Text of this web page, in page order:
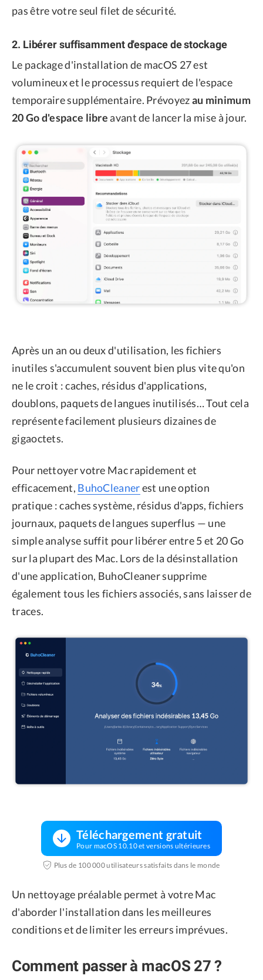
pas être votre seul filet de sécurité.
2. Libérer suffisamment d'espace de stockage
Le package d'installation de macOS 27 est
volumineux et le processus requiert de l'espace
temporaire supplémentaire. Prévoyezau minimum
20 Go d'espace libreavant de lancer la mise à jour.
Après un an ou deux d'utilisation, les fichiers
inutiles s'accumulent souvent bien plus vite qu'on
ne le croit : caches, résidus d'applications,
doublons, paquets de langues inutilisés… Tout cela
représente facilement plusieurs dizaines de
gigaoctets.
Pour nettoyer votre Mac rapidement et
efficacement, BuhoCleanerest une option
pratique : caches système, résidus d'apps, fichiers
journaux, paquets de langues superflus — une
simple analyse suffit pour libérer entre 5 et 20 Go
sur la plupart des Mac. Lors de la désinstallation
d'une application, BuhoCleaner supprime
également tous les fichiers associés, sans laisser de
traces.
Téléchargement gratuit
Pour macOS 10.10 et versions ultérieures
Plus de 100 000 utilisateurs satisfaits dans le monde
Un nettoyage préalable permet à votre Mac
d'aborder l'installation dans les meilleures
conditions et de limiter les erreurs imprévues.
Comment passer à macOS 27 ?